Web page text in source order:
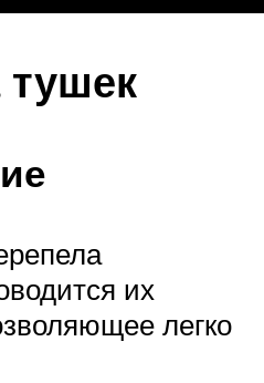
тушек
их
легко